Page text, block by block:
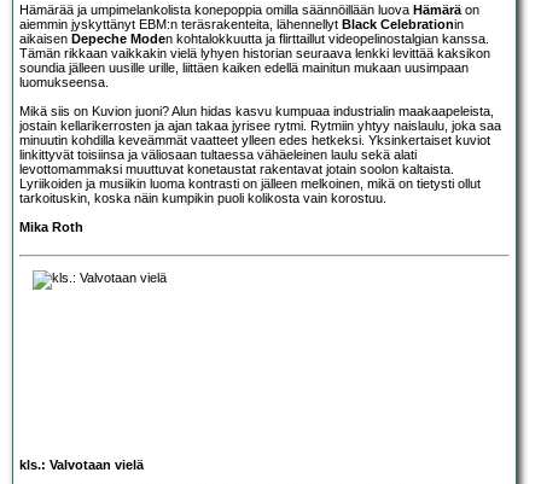
Hämärää ja umpimelankolista konepoppia omilla säännöillään luova Hämärä on
aiemmin jyskyttänyt EBM:n teräsrakenteita, lähennellyt Black Celebrationin
aikaisen Depeche Moden kohtalokkuutta ja flirttaillut videopelinostalgian kanssa.
Tämän rikkaan vaikkakin vielä lyhyen historian seuraava lenkki levittää kaksikon
soundia jälleen uusille urille, liittäen kaiken edellä mainitun mukaan uusimpaan
luomukseensa.
Mikä siis on Kuvion juoni? Alun hidas kasvu kumpuaa industrialin maakaapeleista,
jostain kellarikerrosten ja ajan takaa jyrisee rytmi. Rytmiin yhtyy naislaulu, joka saa
minuutin kohdilla keveämmät vaatteet ylleen edes hetkeksi. Yksinkertaiset kuviot
linkittyvät toisiinsa ja väliosaan tultaessa vähäeleinen laulu sekä alati
levottomammaksi muuttuvat konetaustat rakentavat jotain soolon kaltaista.
Lyriikoiden ja musiikin luoma kontrasti on jälleen melkoinen, mikä on tietysti ollut
tarkoituskin, koska näin kumpikin puoli kolikosta vain korostuu.
Mika Roth
kls.: Valvotaan vielä